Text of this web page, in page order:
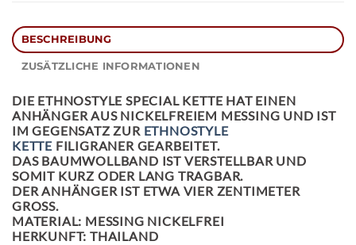
BESCHREIBUNG
ZUSÄTZLICHE INFORMATIONEN
DIE ETHNOSTYLE SPECIAL KETTE HAT EINEN
ANHÄNGER AUS NICKELFREIEM MESSING UND IST
IM GEGENSATZ ZUR ETHNOSTYLE
KETTE FILIGRANER GEARBEITET.
DAS BAUMWOLLBAND IST VERSTELLBAR UND
SOMIT KURZ ODER LANG TRAGBAR.
DER ANHÄNGER IST ETWA VIER ZENTIMETER
GROSS.
MATERIAL: MESSING NICKELFREI
HERKUNFT: THAILAND